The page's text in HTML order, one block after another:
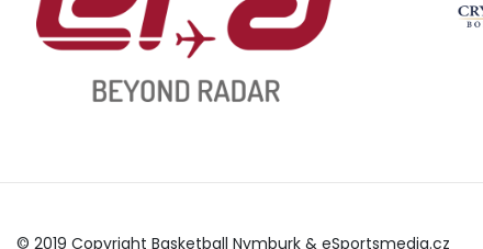
© 2019 Copyright Basketball Nymburk & eSportsmedia.cz